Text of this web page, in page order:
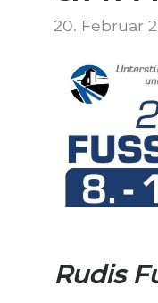
20. Februar
Rudis